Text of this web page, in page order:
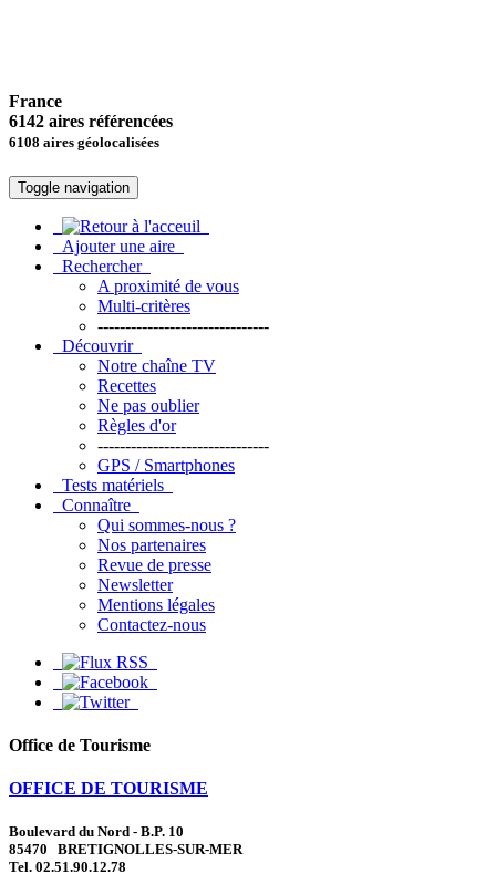
France
6142 aires référencées
6108 aires géolocalisées
Toggle navigation
Ajouter une aire
Rechercher
A proximité de vous
Multi-critères
-------------------------------
Découvrir
Notre chaîne TV
Recettes
Ne pas oublier
Règles d'or
-------------------------------
GPS / Smartphones
Tests matériels
Connaître
Qui sommes-nous ?
Nos partenaires
Revue de presse
Newsletter
Mentions légales
Contactez-nous
Office de Tourisme
OFFICE DE TOURISME
Boulevard du Nord - B.P. 10
85470 BRETIGNOLLES-SUR-MER
Tel. 02.51.90.12.78